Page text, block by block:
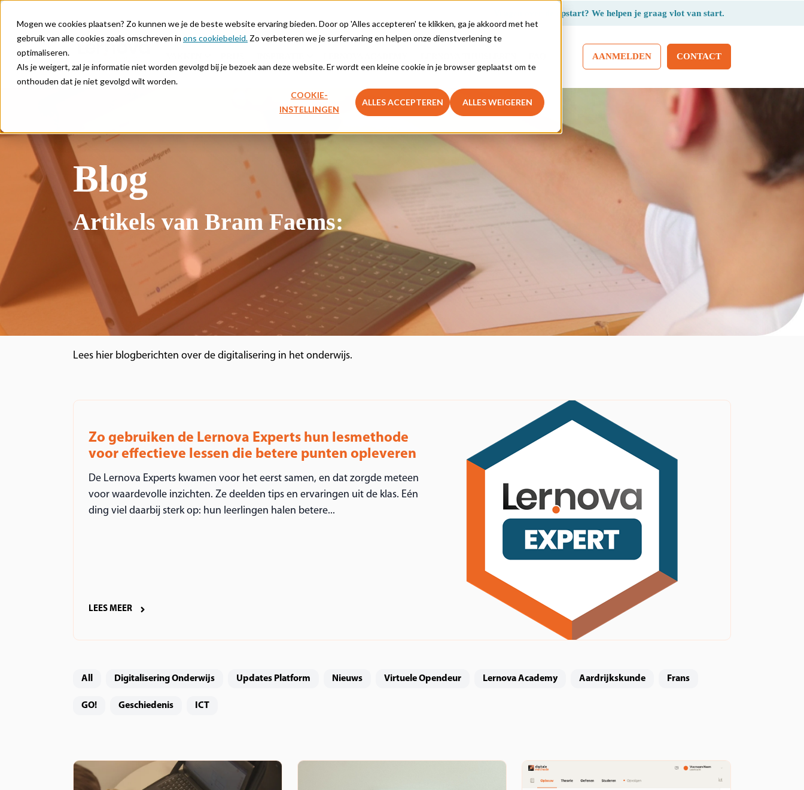
Mogen we cookies plaatsen? Zo kunnen we je de beste website ervaring bieden. Door op 'Alles accepteren' te klikken, ga je akkoord met het
gebruik van alle cookies zoals omschreven in ons cookiebeleid. Zo verbeteren we je surfervaring en helpen onze dienstverlening te
optimaliseren.
Als je weigert, zal je informatie niet worden gevolgd bij je bezoek aan deze website. Er wordt een kleine cookie in je browser geplaatst om te
onthouden dat je niet gevolgd wilt worden.
COOKIE-
INSTELLINGEN
ALLES ACCEPTEREN ALLES WEIGEREN
Vragen over de opstart? We helpen je graag vlot van start.
AANMELDEN CONTACT
Blog
Artikels van Bram Faems:
Lees hier blogberichten over de digitalisering in het onderwijs.
Zo gebruiken de Lernova Experts hun lesmethode
voor effectieve lessen die betere punten opleveren
De Lernova Experts kwamen voor het eerst samen, en dat zorgde meteen
voor waardevolle inzichten. Ze deelden tips en ervaringen uit de klas. Eén
ding viel daarbij sterk op: hun leerlingen halen betere...
LEES MEER
All Digitalisering Onderwijs Updates Platform Nieuws Virtuele Opendeur Lernova Academy Aardrijkskunde Frans
GO! Geschiedenis ICT